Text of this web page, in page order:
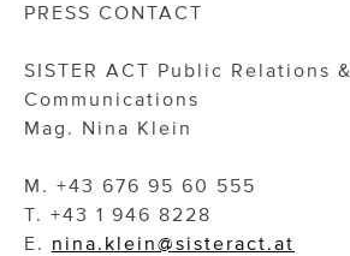
PRESS CONTACT
SISTER ACT Public Relations &
Communications
Mag. Nina Klein
M. +43 676 95 60 555
T. +43 1 946 8228
E. nina.klein@sisteract.at